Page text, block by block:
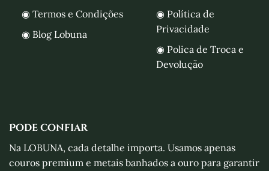
◉ Termos e Condições
◉ Blog Lobuna
◉ Política de
Privacidade
◉ Polica de Troca e
Devolução
Pode confiar
Na LOBUNA, cada detalhe importa. Usamos apenas
couros premium e metais banhados a ouro para garantir